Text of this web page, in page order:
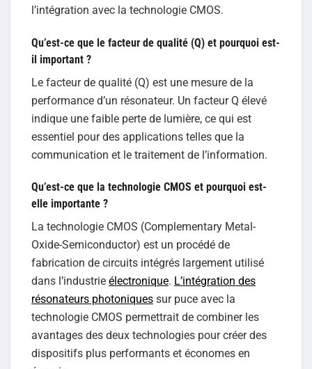
l’intégration avec la technologie CMOS.
Qu’est-ce que le facteur de qualité (Q) et pourquoi est-
il important ?
Le facteur de qualité (Q) est une mesure de la
performance d’un résonateur. Un facteur Q élevé
indique une faible perte de lumière, ce qui est
essentiel pour des applications telles que la
communication et le traitement de l’information.
Qu’est-ce que la technologie CMOS et pourquoi est-
elle importante ?
La technologie CMOS (Complementary Metal-
Oxide-Semiconductor) est un procédé de
fabrication de circuits intégrés largement utilisé
dans l’industrie électronique. L’intégration des
résonateurs photoniques sur puce avec la
technologie CMOS permettrait de combiner les
avantages des deux technologies pour créer des
dispositifs plus performants et économes en